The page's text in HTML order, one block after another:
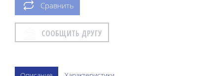
Сравнить
СООБЩИТЬ ДРУГУ